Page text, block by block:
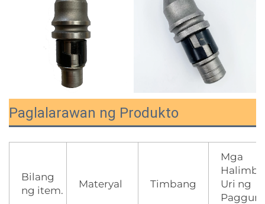
Paglalarawan ng Produkto
Bilang
ng item.
Materyal Timbang
Mga
Uri ng